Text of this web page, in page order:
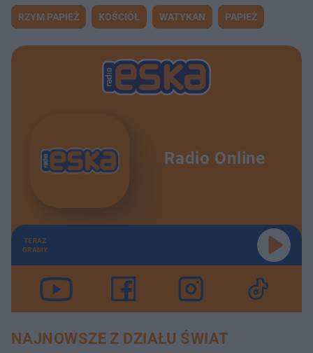
RZYM PAPIEŻ KOŚCIÓŁ WATYKAN PAPIEŻ
Radio Online
TERAZ
GRAMY
NAJNOWSZE Z DZIAŁU ŚWIAT